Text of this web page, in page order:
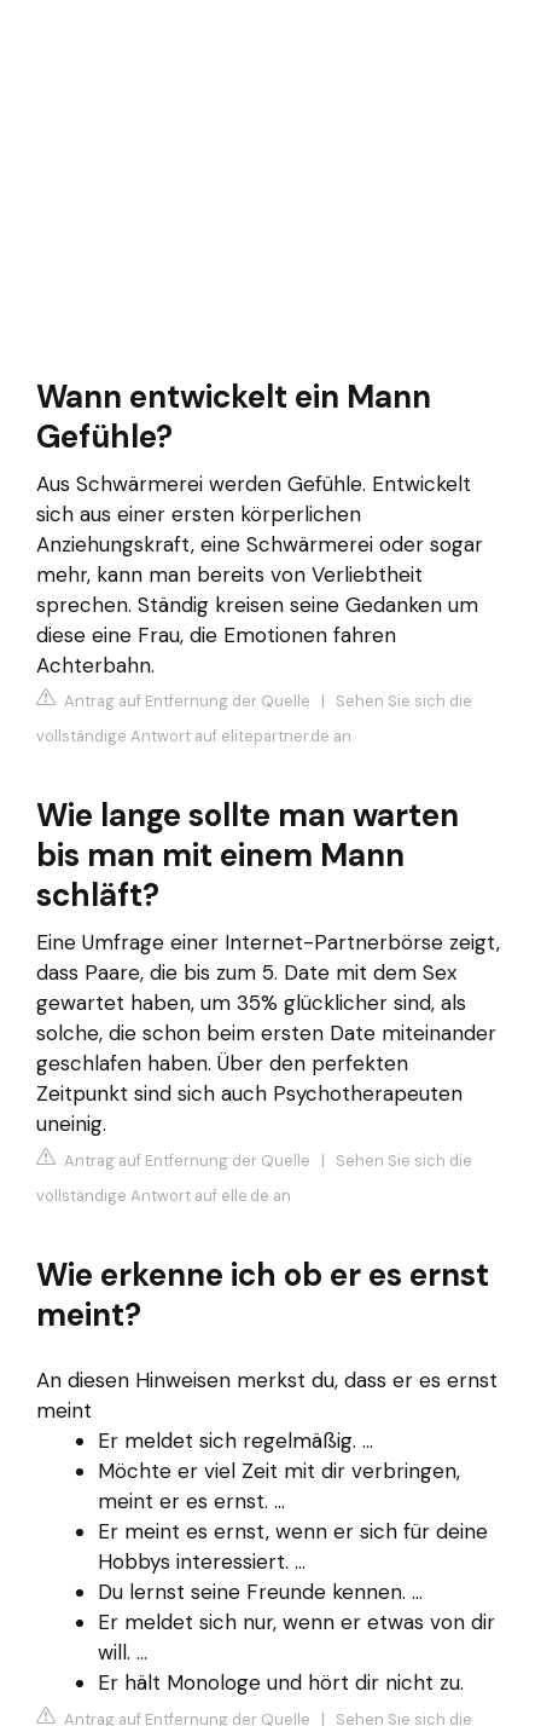
Wann entwickelt ein Mann
Gefühle?
Aus Schwärmerei werden Gefühle. Entwickelt
sich aus einer ersten körperlichen
Anziehungskraft, eine Schwärmerei oder sogar
mehr, kann man bereits von Verliebtheit
sprechen. Ständig kreisen seine Gedanken um
diese eine Frau, die Emotionen fahren
Achterbahn.
Antrag auf Entfernung der Quelle | Sehen Sie sich die
vollständige Antwort auf elitepartner.de an
Wie lange sollte man warten
bis man mit einem Mann
schläft?
Eine Umfrage einer Internet-Partnerbörse zeigt,
dass Paare, die bis zum 5. Date mit dem Sex
gewartet haben, um 35% glücklicher sind, als
solche, die schon beim ersten Date miteinander
geschlafen haben. Über den perfekten
Zeitpunkt sind sich auch Psychotherapeuten
uneinig.
Antrag auf Entfernung der Quelle | Sehen Sie sich die
vollständige Antwort auf elle.de an
Wie erkenne ich ob er es ernst
meint?
An diesen Hinweisen merkst du, dass er es ernst
meint
Er meldet sich regelmäßig. ...
Möchte er viel Zeit mit dir verbringen,
meint er es ernst. ...
Er meint es ernst, wenn er sich für deine
Hobbys interessiert. ...
Du lernst seine Freunde kennen. ...
Er meldet sich nur, wenn er etwas von dir
will. ...
Er hält Monologe und hört dir nicht zu.
Antrag auf Entfernung der Quelle | Sehen Sie sich die